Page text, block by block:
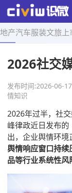
地产汽车服装文旅
首页 > 舆情知识 >
2026社交
发布时间:2026-06-
情知识
2026年过半，社
峰律政近日发布
出，企业舆情环境
舆情响应窗口持
品等行业系统性